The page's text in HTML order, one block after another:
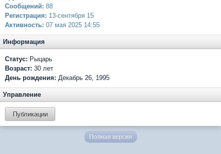
Сообщений: 88
Регистрация: 13-сентября 15
Активность: 07 мая 2025 14:55
Информация
Статус: Рыцарь
Возраст: 30 лет
День рождения: Декабрь 26, 1995
Управление
Публикации
Полная версия